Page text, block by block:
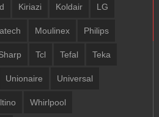
Kiriazi Koldair LG
Moulinex Philips
Tcl Tefal Teka
Unionaire Universal
Whirlpool